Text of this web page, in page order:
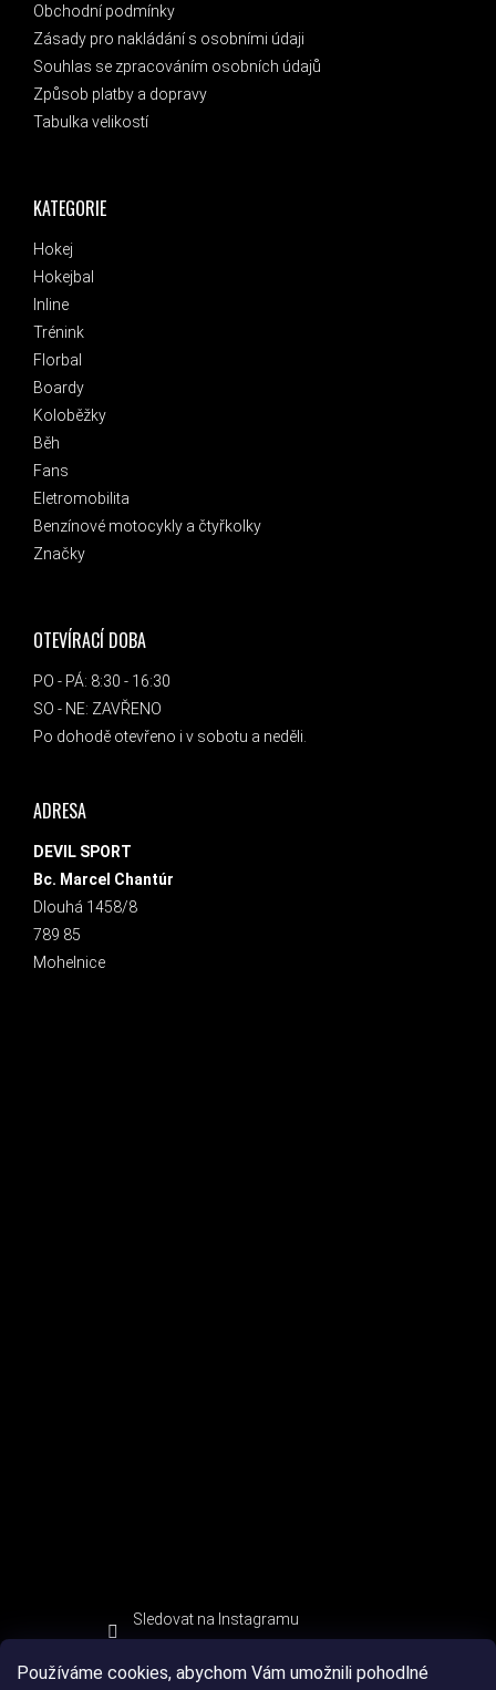
Používáme cookies, abychom Vám umožnili pohodlné
KATEGORIE
Hokej
Hokejbal
Inline
Trénink
Florbal
Boardy
Koloběžky
Běh
Fans
Eletromobilita
Benzínové motocykly a čtyřkolky
Značky
Obchodní podmínky
Zásady pro nakládání s osobními údaji
Souhlas se zpracováním osobních údajů
Způsob platby a dopravy
Tabulka velikostí
OTEVÍRACÍ DOBA
PO - PÁ: 8:30 - 16:30
SO - NE: ZAVŘENO
Po dohodě otevřeno i v sobotu a neděli.
ADRESA
DEVIL SPORT
Bc. Marcel Chantúr
Dlouhá 1458/8
789 85
Mohelnice
Sledovat na Instagramu